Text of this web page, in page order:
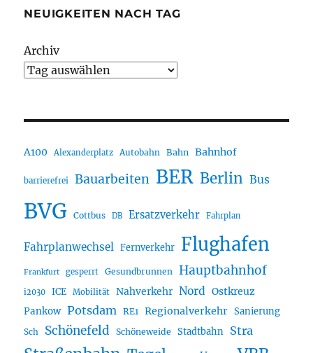
NEUIGKEITEN NACH TAG
Archiv
A100 Alexanderplatz Autobahn Bahn Bahnhof
barrierefrei Bauarbeiten BER Berlin Bus
BVG Cottbus DB Ersatzverkehr Fahrplan
Fahrplanwechsel Fernverkehr Flughafen
Frankfurt gesperrt Gesundbrunnen Hauptbahnhof
i2030 ICE Mobilität Nahverkehr Nord Ostkreuz
Pankow Potsdam RE1 Regionalverkehr Sanierung
Sch Schönefeld Schöneweide Stadtbahn Stra